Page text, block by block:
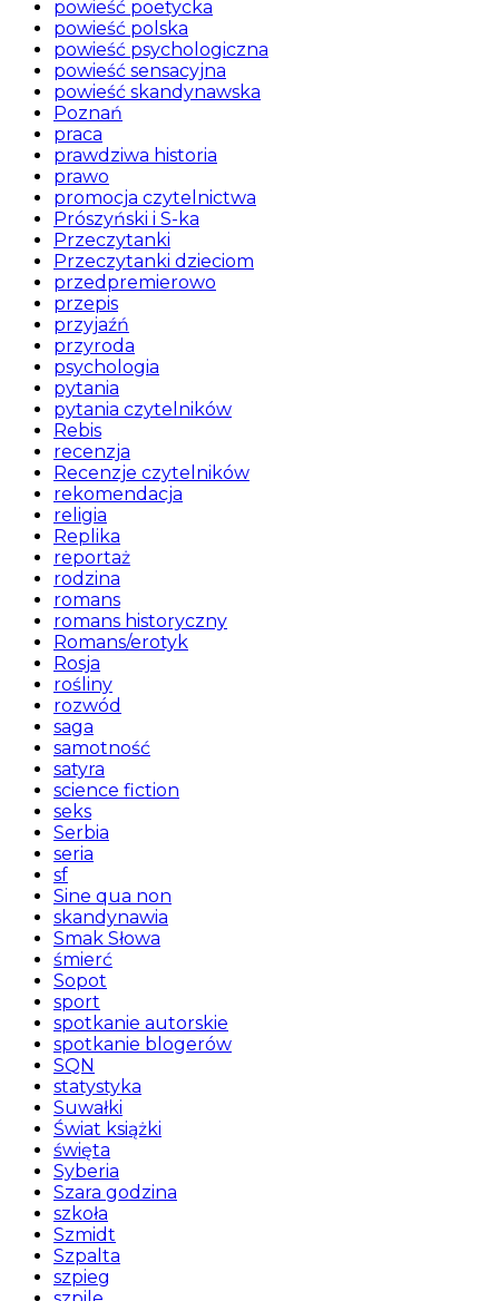
powieść poetycka
powieść polska
powieść psychologiczna
powieść sensacyjna
powieść skandynawska
Poznań
praca
prawdziwa historia
prawo
promocja czytelnictwa
Prószyński i S-ka
Przeczytanki
Przeczytanki dzieciom
przedpremierowo
przepis
przyjaźń
przyroda
psychologia
pytania
pytania czytelników
Rebis
recenzja
Recenzje czytelników
rekomendacja
religia
Replika
reportaż
rodzina
romans
romans historyczny
Romans/erotyk
Rosja
rośliny
rozwód
saga
samotność
satyra
science fiction
seks
Serbia
seria
sf
Sine qua non
skandynawia
Smak Słowa
śmierć
Sopot
sport
spotkanie autorskie
spotkanie blogerów
SQN
statystyka
Suwałki
Świat książki
święta
Syberia
Szara godzina
szkoła
Szmidt
Szpalta
szpieg